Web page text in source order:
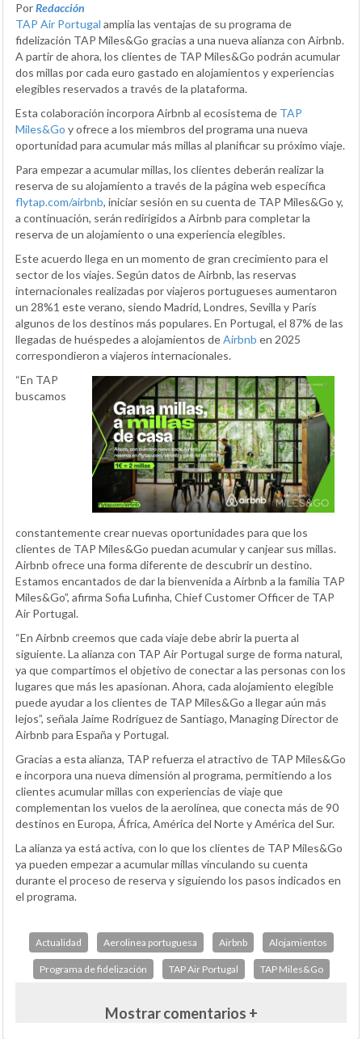
PorRedacción
TAP Air Portugal amplia las ventajas de su programa de
fidelización TAP Miles&Go gracias a una nueva alianza con Airbnb.
A partir de ahora, los clientes de TAP Miles&Go podrán acumular
dos millas por cada euro gastado en alojamientos y experiencias
elegibles reservados a través de la plataforma.
Esta colaboración incorpora Airbnb al ecosistema de TAP
Miles&Go y ofrece a los miembros del programa una nueva
oportunidad para acumular más millas al planificar su próximo viaje.
Para empezar a acumular millas, los clientes deberán realizar la
reserva de su alojamiento a través de la página web específica
flytap.com/airbnb, iniciar sesión en su cuenta de TAP Miles&Go y,
a continuación, serán redirigidos a Airbnb para completar la
reserva de un alojamiento o una experiencia elegibles.
Este acuerdo llega en un momento de gran crecimiento para el
sector de los viajes. Según datos de Airbnb, las reservas
internacionales realizadas por viajeros portugueses aumentaron
un 28%1 este verano, siendo Madrid, Londres, Sevilla y París
algunos de los destinos más populares. En Portugal, el 87% de las
llegadas de huéspedes a alojamientos deAirbnb en 2025
correspondieron a viajeros internacionales.
“En TAP
buscamos
constantemente crear nuevas oportunidades para que los
clientes de TAP Miles&Go puedan acumular y canjear sus millas.
Airbnb ofrece una forma diferente de descubrir un destino.
Estamos encantados de dar la bienvenida a Airbnb a la familia TAP
Miles&Go”, afirma Sofia Lufinha, Chief Customer Officer de TAP
Air Portugal.
“En Airbnb creemos que cada viaje debe abrir la puerta al
siguiente. La alianza con TAP Air Portugal surge de forma natural,
ya que compartimos el objetivo de conectar a las personas con los
lugares que más les apasionan. Ahora, cada alojamiento elegible
puede ayudar a los clientes de TAP Miles&Go a llegar aún más
lejos”, señala Jaime Rodríguez de Santiago, Managing Director de
Airbnb para España y Portugal.
Gracias a esta alianza, TAP refuerza el atractivo de TAP Miles&Go
e incorpora una nueva dimensión al programa, permitiendo a los
clientes acumular millas con experiencias de viaje que
complementan los vuelos de la aerolínea, que conecta más de 90
destinos en Europa, África, América del Norte y América del Sur.
La alianza ya está activa, con lo que los clientes de TAP Miles&Go
ya pueden empezar a acumular millas vinculando su cuenta
durante el proceso de reserva y siguiendo los pasos indicados en
el programa.
Actualidad Aerolinea portuguesa Airbnb Alojamientos
Programa de fidelización TAP Air Portugal TAP Miles&Go
Mostrar comentarios +